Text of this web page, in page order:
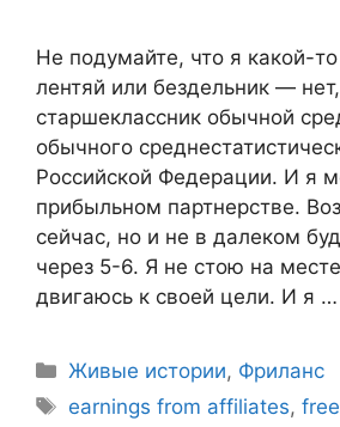
Не подумайте, что я какой-
лентяй или бездельник —
старшеклассник обычной
обычного
Российской Федерации. И я
прибыльном партнерстве.
сейчас, но и не в далеком
через 5-6. Я не стою на
двигаюсь к своей цели. И я …
Живые истории, Фриланс
earnings from affiliates,